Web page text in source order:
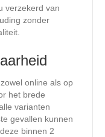
verzekerd van
zonder
online als op
het brede
varianten
gevallen kunnen
binnen 2